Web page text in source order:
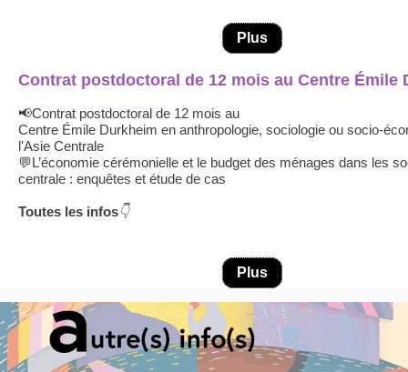
Plus
Contrat postdoctoral de 12 mois au Centre Émile
📢Contrat postdoctoral de 12 mois au
Centre Émile Durkheim en anthropologie, sociologie ou socio-
l'Asie Centrale
💬L’économie cérémonielle et le budget des ménages dans les
centrale : enquêtes et étude de cas
Toutes les infos👇
Plus